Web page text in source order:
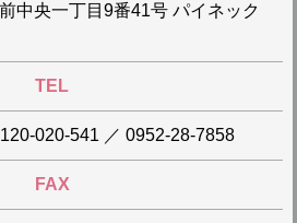
中央一丁目9番41号 パイネック
TEL
020-541 ／ 0952-28-7858
FAX